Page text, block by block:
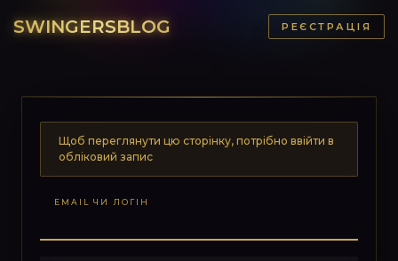
SWINGERSBLOG РЕЄСТРАЦІЯ
Щоб переглянути цю сторінку, потрібно ввійти в
обліковий запис
EMAIL ЧИ ЛОГІН